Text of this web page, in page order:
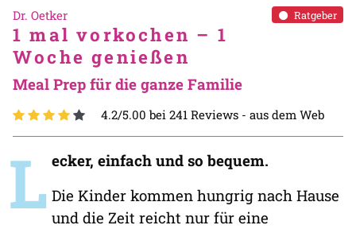
Ratgeber
Dr. Oetker
1 mal vorkochen – 1
Woche genießen
Meal Prep für die ganze Familie
4.2/5.00 bei 241 Reviews - aus dem Web
L ecker, einfach und so bequem.
Die Kinder kommen hungrig nach Hause
und die Zeit reicht nur für eine